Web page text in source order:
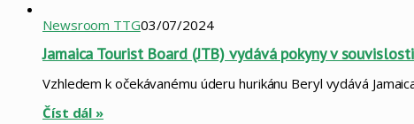
Newsroom TTG03/07/2024
Jamaica Tourist Board (JTB) vydává pokyny v
Vzhledem k očekávanému úderu hurikánu Beryl vydává
Číst dál »